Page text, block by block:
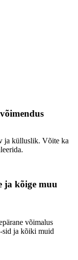
ja külluslik. Võite ka
ja kõige muu
võimalus
ja kõiki muid